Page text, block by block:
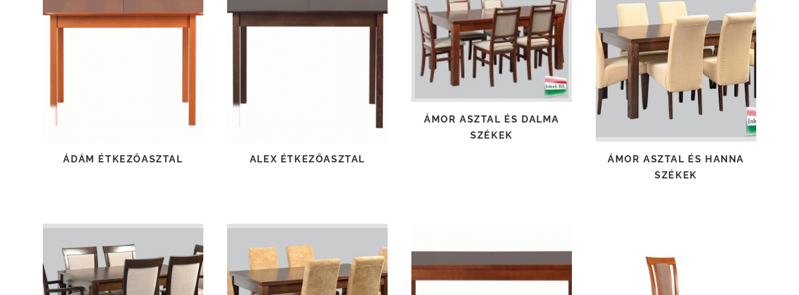
ÁDÁM ÉTKEZŐASZTAL ALEX ÉTKEZŐASZTAL
TOVÁBB OLVASOM
ÁMOR ASZTAL ÉS DALMA
SZÉKEK
TOVÁBB OLVASOM
ÁMOR ASZTAL ÉS HANNA
SZÉKEK